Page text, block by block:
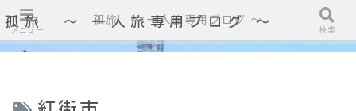
孤旅 〜 一人旅専用ブログ ～
メニュー
孤旅 〜 一人旅専用ブログ ～
検索